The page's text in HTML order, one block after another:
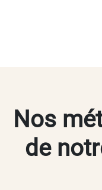
Nos
de